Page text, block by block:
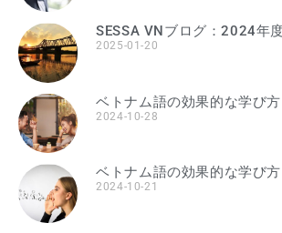
SESSA VNブログ：2024年
2025-01-20
ベトナム語の効果的な学び方
2024-10-28
ベトナム語の効果的な学び方
2024-10-21